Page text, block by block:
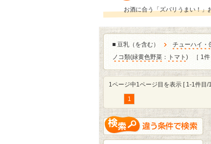
お酒に合う「ズバリうまい！」
■ 豆乳（を含む） チューハイ・
ノコ類(緑黄色野菜 ： トマト ) ［ 1件
1ページ中1ページ目を表示 [ 1-1件目/
1